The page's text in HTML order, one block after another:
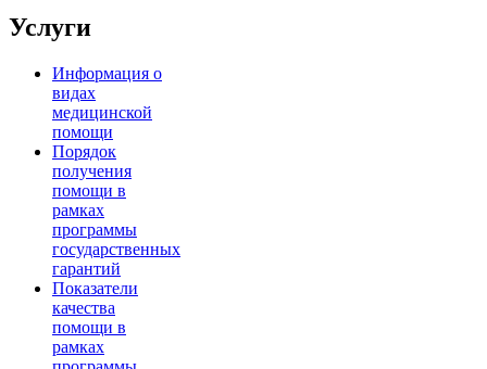
Услуги
Информация о
видах
медицинской
помощи
Порядок
получения
помощи в
рамках
программы
государственных
гарантий
Показатели
качества
помощи в
рамках